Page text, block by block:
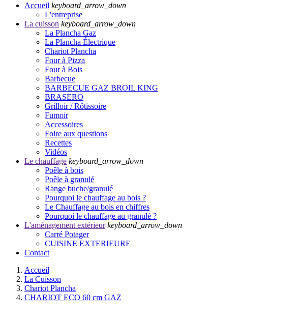
Accueil keyboard_arrow_down
L'entreprise
La cuisson keyboard_arrow_down
La Plancha Gaz
La Plancha Électrique
Chariot Plancha
Four à Pizza
Four à Bois
Barbecue
BARBECUE GAZ BROIL KING
BRASERO
Grilloir / Rôtissoire
Fumoir
Accessoires
Foire aux questions
Recettes
Vidéos
Le chauffage keyboard_arrow_down
Poêle à bois
Poêle à granulé
Range buche/granulé
Pourquoi le chauffage au bois ?
Le Chauffage au bois en chiffres
Pourquoi le chauffage au granulé ?
L'aménagement extérieur keyboard_arrow_down
Carré Potager
CUISINE EXTERIEURE
Contact
Accueil
La Cuisson
Chariot Plancha
CHARIOT ECO 60 cm GAZ